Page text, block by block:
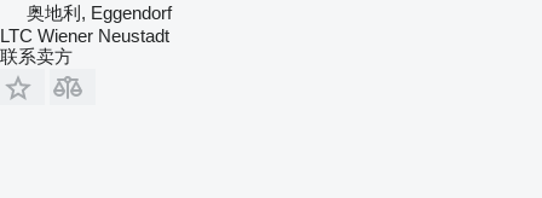
奥地利, Eggendorf
LTC Wiener Neustadt
联系卖方